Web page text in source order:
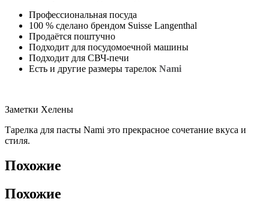
Профессиональная посуда
100 % сделано брендом Suisse Langenthal
Продаётся поштучно
Подходит для посудомоечной машины
Подходит для СВЧ-печи
Есть и другие размеры тарелок Nami
Заметки Хелены
Тарелка для пасты Nami это прекрасное сочетание вкуса и
стиля.
Похожие
Похожие